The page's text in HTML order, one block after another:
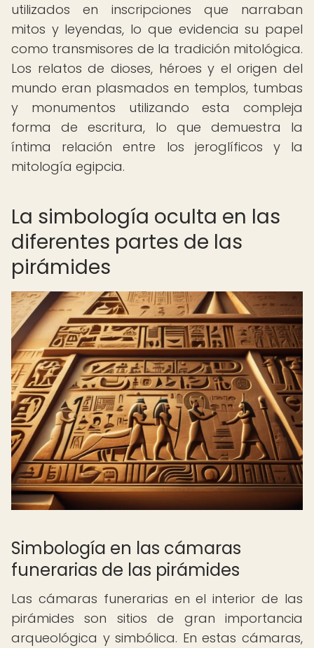
utilizados en inscripciones que narraban
mitos y leyendas, lo que evidencia su papel
como transmisores de la tradición mitológica.
Los relatos de dioses, héroes y el origen del
mundo eran plasmados en templos, tumbas
y monumentos utilizando esta compleja
forma de escritura, lo que demuestra la
íntima relación entre los jeroglíficos y la
mitología egipcia.
La simbología oculta en las
diferentes partes de las
pirámides
Simbología en las cámaras
funerarias de las pirámides
Las cámaras funerarias en el interior de las
pirámides son sitios de gran importancia
arqueológica y simbólica. En estas cámaras,